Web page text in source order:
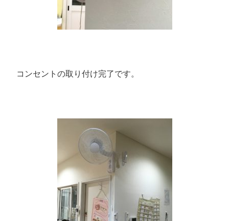
コンセントの取り付け完了です。